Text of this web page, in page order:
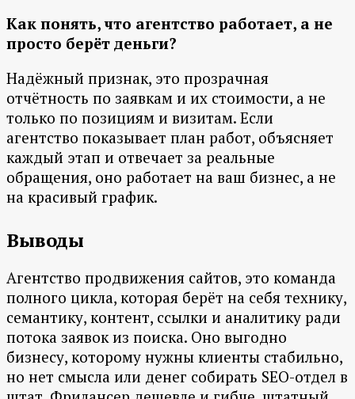
Как понять, что агентство работает, а не
просто берёт деньги?
Надёжный признак, это прозрачная
отчётность по заявкам и их стоимости, а не
только по позициям и визитам. Если
агентство показывает план работ, объясняет
каждый этап и отвечает за реальные
обращения, оно работает на ваш бизнес, а не
на красивый график.
Выводы
Агентство продвижения сайтов, это команда
полного цикла, которая берёт на себя технику,
семантику, контент, ссылки и аналитику ради
потока заявок из поиска. Оно выгодно
бизнесу, которому нужны клиенты стабильно,
но нет смысла или денег собирать SEO-отдел в